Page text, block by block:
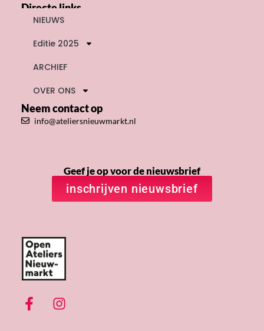
Directe links
NIEUWS
Editie 2025
ARCHIEF
OVER ONS
Neem contact op
info@ateliersnieuwmarkt.nl
Geef je op voor de nieuwsbrief
inschrijven nieuwsbrief